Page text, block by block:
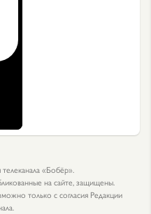
«Бобёр».
на сайте, защищены.
только с согласия Редакции